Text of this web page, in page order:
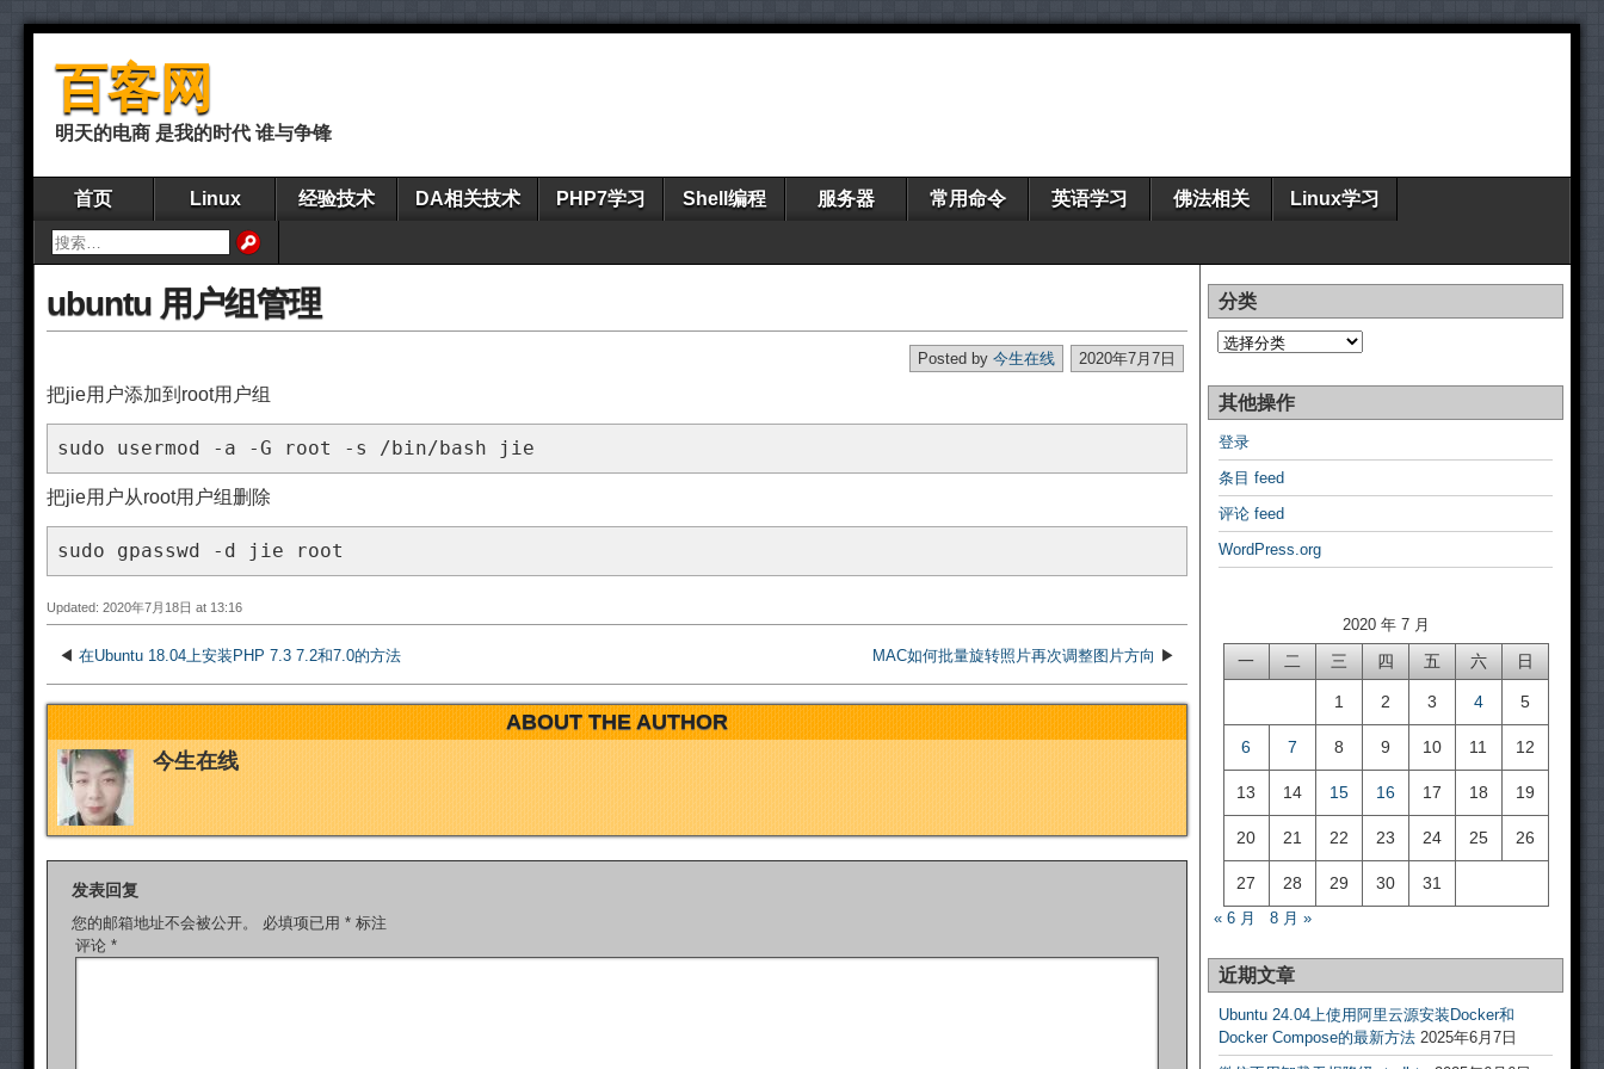
百客网
明天的电商 是我的时代 谁与争锋
首页 Linux 经验技术 DA相关技术 PHP7学习 Shell编程 服务器 常用命令 英语学习 佛法相关 Linux学习
ubuntu 用户组管理
2020年7月7日
Posted by 今生在线
把jie用户添加到root用户组
sudo usermod -a -G root -s /bin/bash jie
把jie用户从root用户组删除
sudo gpasswd -d jie root
Updated: 2020年7月18日 at 13:16
◀ 在Ubuntu 18.04上安装PHP 7.3 7.2和7.0的方法 MAC如何批量旋转照片再次调整图片方向 ▶
ABOUT THE AUTHOR
今生在线
发表回复
您的邮箱地址不会被公开。 必填项已用 * 标注
评论 *
分类
分
类
其他操作
登录
条目 feed
评论 feed
WordPress.org
2020 年 7 月
一 二 三 四 五 六 日
1 2 3 4 5
6 7 8 9 10 11 12
13 14 15 16 17 18 19
20 21 22 23 24 25 26
27 28 29 30 31
« 6 月 8 月 »
近期文章
Ubuntu 24.04上使用阿里云源安装Docker和
Docker Compose的最新方法 2025年6月7日